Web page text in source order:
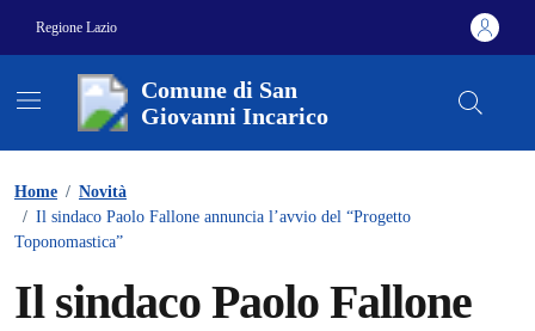
Regione Lazio
Comune di San
Giovanni Incarico
Home / Novità
/ Il sindaco Paolo Fallone annuncia l’avvio del “Progetto
Toponomastica”
Il sindaco Paolo Fallone